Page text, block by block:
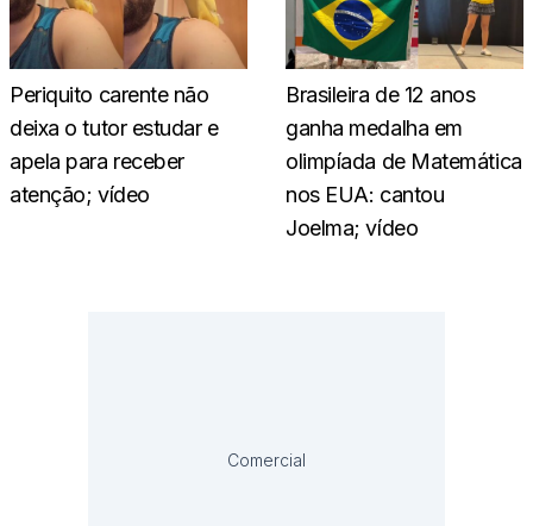
Periquito carente não
deixa o tutor estudar e
apela para receber
atenção; vídeo
Brasileira de 12 anos
ganha medalha em
olimpíada de Matemática
nos EUA: cantou
Joelma; vídeo
Comercial